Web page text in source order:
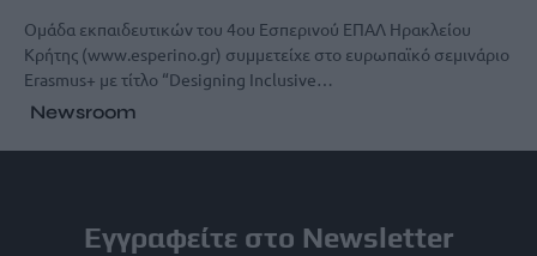
Ομάδα εκπαιδευτικών του 4ου Εσπερινού ΕΠΑΛ Ηρακλείου
Κρήτης (www.esperino.gr) συμμετείχε στο ευρωπαϊκό σεμινάριο
Erasmus+ με τίτλο “Designing Inclusive…
Newsroom
Εγγραφείτε στο Newsletter